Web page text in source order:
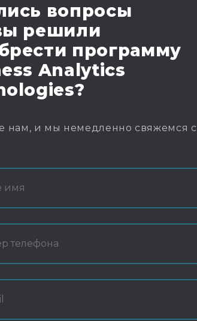
вопросы
решили
программу
Analytics
нам, и мы немедленно свяжемся с